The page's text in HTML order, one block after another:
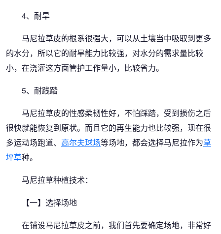
4、耐旱
马尼拉草皮的根系很强大，可以从土壤当中吸取到更多
的水分，所以它的耐旱能力比较强，对水分的需求量比较
小，在浇灌这方面管护工作量小，比较省力。
5、耐践踏
马尼拉草皮的性感柔韧性好，不怕踩踏，受到损伤之后
很快就能恢复到原状。而且它的再生能力也比较强，现在很
多运动场跑道、 高尔夫球场等场地，都会选择马尼拉作为草
坪草种。
马尼拉草种植技术：
【一】选择场地
在铺设马尼拉草皮之前，我们首先要确定场地，非常好